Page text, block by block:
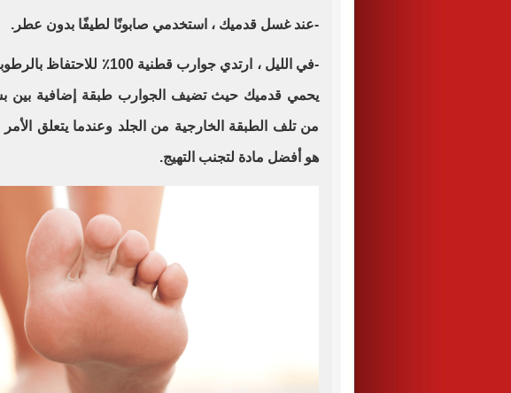
-عند غسل قدميك ، استخدمي صابونًا لطيفًا بدون عطر.
-في الليل ، ارتدي جوارب قطنية
يحمي قدميك حيث تضيف الجوارب طبقة إضافية بين
هو أفضل مادة لتجنب التهيج.